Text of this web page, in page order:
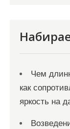
Чем
как
яркость на